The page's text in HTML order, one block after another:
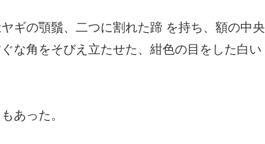
ギの顎鬚、二つに割れた蹄 を持ち、額の中央
な角をそびえ立たせた、紺色の目をした白い
あった。